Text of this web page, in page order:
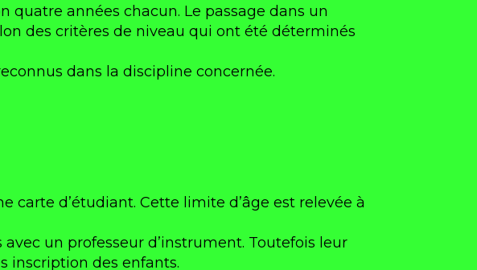
quatre années chacun. Le passage dans un
des critères de niveau qui ont été déterminés
dans la discipline concernée.
carte d’étudiant. Cette limite d’âge est relevée à
un professeur d’instrument. Toutefois leur
inscription des enfants.